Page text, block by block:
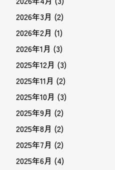
2026年3月 (2)
2026年2月 (1)
2026年1月 (3)
2025年12月 (3)
2025年11月 (2)
2025年10月 (3)
2025年9月 (2)
2025年8月 (2)
2025年7月 (2)
2025年6月 (4)